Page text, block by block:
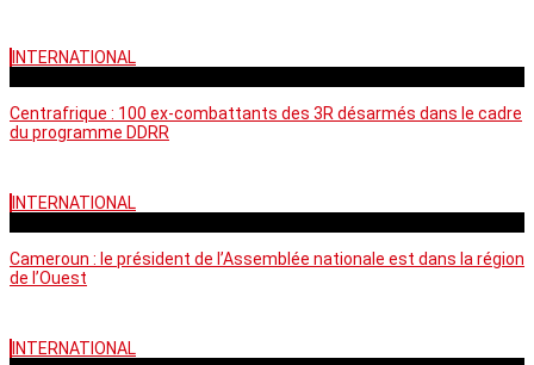
INTERNATIONAL
Centrafrique : 100 ex-combattants des 3R désarmés dans le cadre
du programme DDRR
INTERNATIONAL
Cameroun : le président de l’Assemblée nationale est dans la région
de l’Ouest
INTERNATIONAL